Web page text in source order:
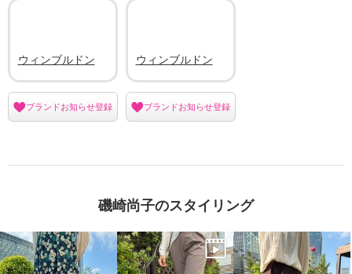
ウィンブルドン
ブランドお知らせ登録
ウィンブルドン
ブランドお知らせ登録
磯崎尚子のスタイリング